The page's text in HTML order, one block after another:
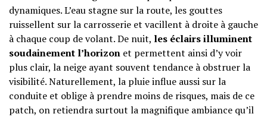
dynamiques. L’eau stagne sur la route, les gouttes
ruissellent sur la carrosserie et vacillent à droite à gauche
à chaque coup de volant. De nuit, les éclairs illuminent
soudainement l’horizon et permettent ainsi d’y voir
plus clair, la neige ayant souvent tendance à obstruer la
visibilité. Naturellement, la pluie influe aussi sur la
conduite et oblige à prendre moins de risques, mais de ce
patch, on retiendra surtout la magnifique ambiance qu’il